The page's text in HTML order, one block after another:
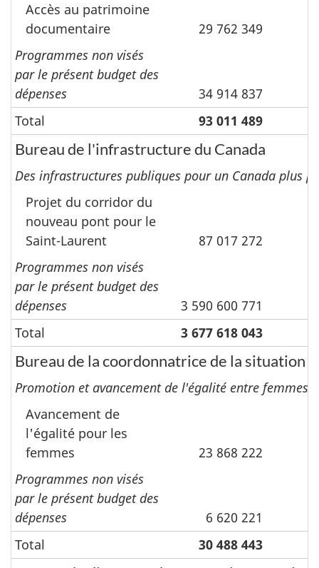
Accès au patrimoine
documentaire
29 762 349
Programmes non visés
par le présent budget des
dépenses
34 914 837
Total
93 011 489
Bureau de l'infrastructure du Canada
Des infrastructures publiques pour un Canada plus
Projet du corridor du
nouveau pont pour le
Saint-Laurent
87 017 272
Programmes non visés
par le présent budget des
dépenses
3 590 600 771
Total
3 677 618 043
Bureau de la coordonnatrice de la situation
Promotion et avancement de l'égalité entre femmes
Avancement de
l'égalité pour les
femmes
23 868 222
Programmes non visés
par le présent budget des
dépenses
6 620 221
Total
30 488 443